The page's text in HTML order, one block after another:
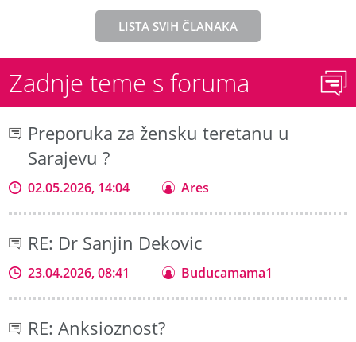
LISTA SVIH ČLANAKA
Zadnje teme s foruma
Preporuka za žensku teretanu u
Sarajevu ?
02.05.2026, 14:04 Ares
RE: Dr Sanjin Dekovic
23.04.2026, 08:41 Buducamama1
RE: Anksioznost?